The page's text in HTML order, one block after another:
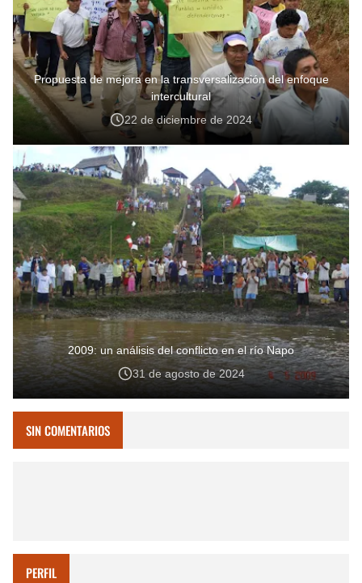
Propuesta de mejora en la transversalización del enfoque
intercultural
22 de diciembre de 2024
2009: un análisis del conflicto en el río Napo
31 de agosto de 2024
SIN COMENTARIOS
PERFIL